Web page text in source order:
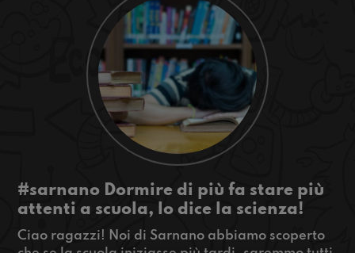
#sarnano Dormire di più fa stare più
attenti a scuola, lo dice la scienza!
Ciao ragazzi! Noi di Sarnano abbiamo scoperto